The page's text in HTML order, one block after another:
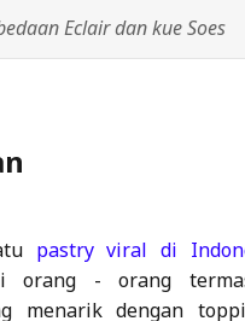
Eclair dan kue Soes
pastry viral di
orang - orang
menarik dengan